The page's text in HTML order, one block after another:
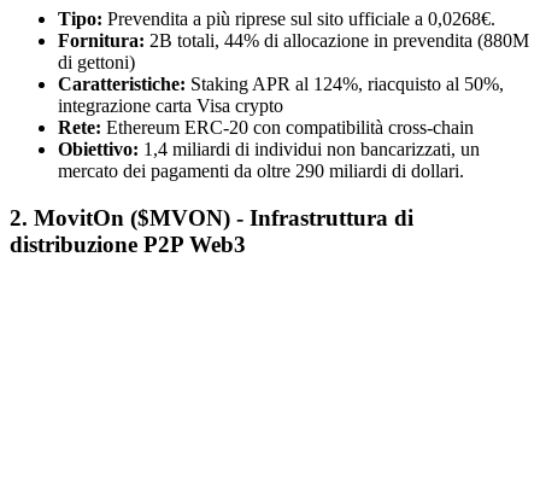
Tipo: Prevendita a più riprese sul sito ufficiale a 0,0268€.
Fornitura: 2B totali, 44% di allocazione in prevendita (880M
di gettoni)
Caratteristiche: Staking APR al 124%, riacquisto al 50%,
integrazione carta Visa crypto
Rete: Ethereum ERC-20 con compatibilità cross-chain
Obiettivo: 1,4 miliardi di individui non bancarizzati, un
mercato dei pagamenti da oltre 290 miliardi di dollari.
2. MovitOn ($MVON) - Infrastruttura di
distribuzione P2P Web3